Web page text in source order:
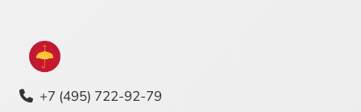
+7 (495) 722-92-79